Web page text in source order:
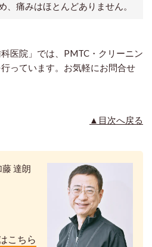
、痛みはほとんどありません。
医院」では、PMTC・クリーニン
っています。お気軽にお問合せ
▲目次へ戻る
達朗
こちら